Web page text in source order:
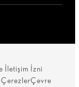
İletişim İzni
Çevre